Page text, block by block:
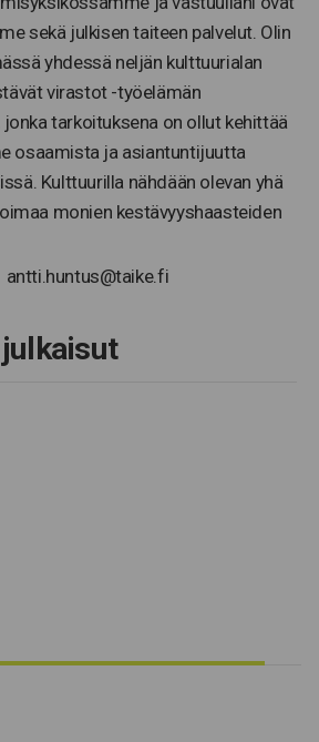
sekä julkisen taiteen palvelut. Olin
yhdessä neljän kulttuurialan
virastot -työelämän
tarkoituksena on ollut kehittää
osaamista ja asiantuntijuutta
Kulttuurilla nähdään olevan yhä
monien kestävyyshaasteiden
antti.huntus@taike.fi